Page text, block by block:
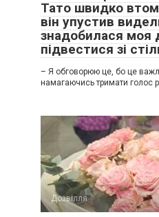
Тато швидко
він упустив
знадобилася моя
підвестися зі
– Я обговорюю це, бо це
намагаючись тримати голос
Дозвілля